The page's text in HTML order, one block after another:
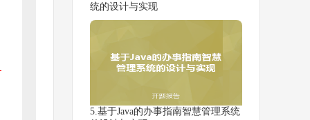
统的设计与实现
5.基于Java的办事指南智慧管理系统